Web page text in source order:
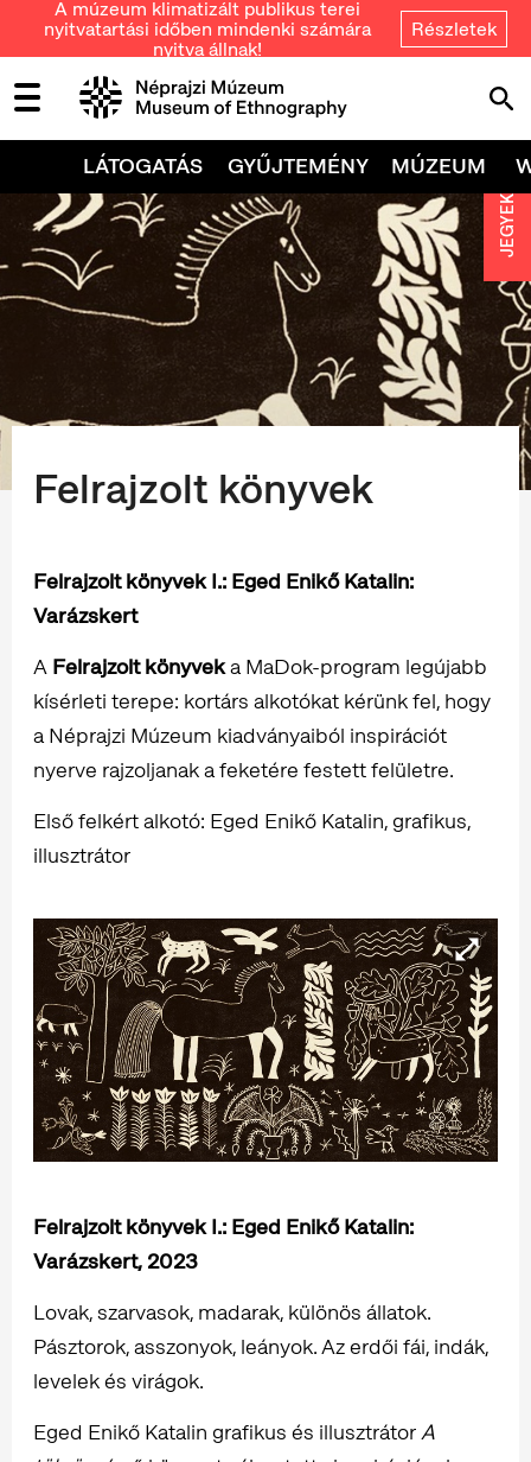
A múzeum klimatizált publikus terei
nyitvatartási időben mindenki számára
nyitva állnak!
Részletek
LÁTOGATÁS GYŰJTEMÉNY MÚZEUM
Felrajzolt könyvek
Felrajzolt könyvek I.: Eged Enikő Katalin:
Varázskert
A Felrajzolt könyveka MaDok-program legújabb
kísérleti terepe: kortárs alkotókat kérünk fel, hogy
a Néprajzi Múzeum kiadványaiból inspirációt
nyerve rajzoljanak a feketére festett felületre.
Első felkért alkotó: Eged Enikő Katalin, grafikus,
illusztrátor
Felrajzolt könyvek I.: Eged Enikő Katalin:
Varázskert, 2023
Lovak, szarvasok, madarak, különös állatok.
Pásztorok, asszonyok, leányok. Az erdői fái, indák,
levelek és virágok.
Eged Enikő Katalin grafikus és illusztrátorA
JEGYEK